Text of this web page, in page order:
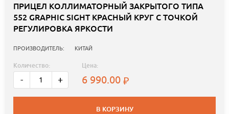
ПРИЦЕЛ КОЛЛИМАТОРНЫЙ ЗАКРЫТОГО ТИПА
552 GRAPHIC SIGHT КРАСНЫЙ КРУГ С ТОЧКОЙ
РЕГУЛИРОВКА ЯРКОСТИ
ПРОИЗВОДИТЕЛЬ: КИТАЙ
Количество:
- +
Цена:
6 990.00
В КОРЗИНУ